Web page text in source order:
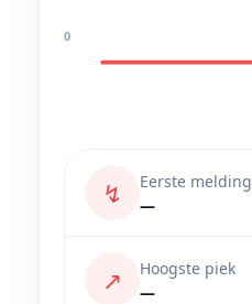
0
↯
Eerste melding
—
↗
Hoogste piek
—